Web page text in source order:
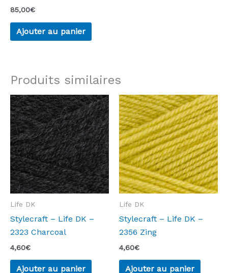
85,00€
Ajouter au panier
Produits similaires
Life DK
Stylecraft – Life DK –
2323 Charcoal
4,60€
Ajouter au panier
Life DK
Stylecraft – Life DK –
2356 Zing
4,60€
Ajouter au panier